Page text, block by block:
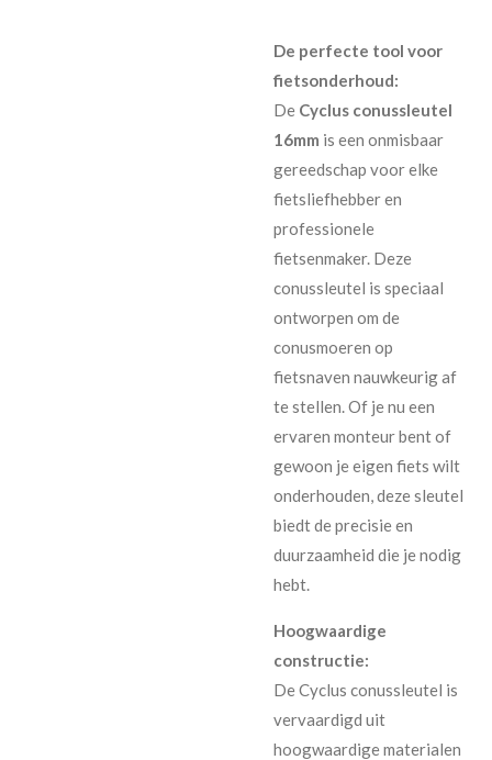
De perfecte tool voor
fietsonderhoud:
De Cyclus conussleutel
16mm is een onmisbaar
gereedschap voor elke
fietsliefhebber en
professionele
fietsenmaker. Deze
conussleutel is speciaal
ontworpen om de
conusmoeren op
fietsnaven nauwkeurig af
te stellen. Of je nu een
ervaren monteur bent of
gewoon je eigen fiets wilt
onderhouden, deze sleutel
biedt de precisie en
duurzaamheid die je nodig
hebt.
Hoogwaardige
constructie:
De Cyclus conussleutel is
vervaardigd uit
hoogwaardige materialen